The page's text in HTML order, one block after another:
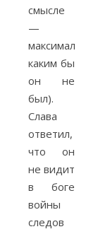
смысле
—
максимальный,
каким бы
он не
был).
Слава
ответил,
что он
не видит
в боге
войны
следов